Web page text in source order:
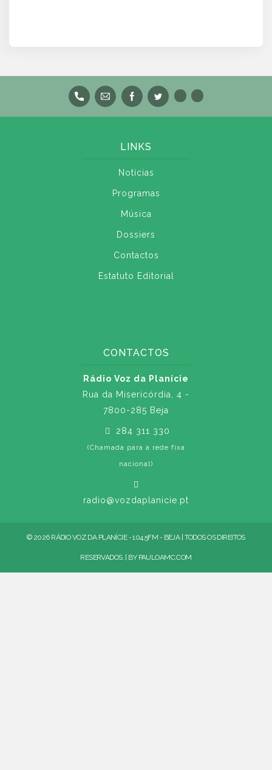
LINKS
Notícias
Programas
Música
Dossiers
Contactos
Estatuto Editorial
CONTACTOS
Rádio Voz da Planície
Rua da Misericórdia, 4 -
7800-285 Beja
284 311 330
(Chamada para a rede fixa
nacional)
radio@vozdaplanicie.pt
© 2026 RÁDIO VOZ DA PLANÍCIE - 104.5FM - BEJA | TODOS OS DIREITOS
RESERVADOS. | BY PAULOAMC.COM